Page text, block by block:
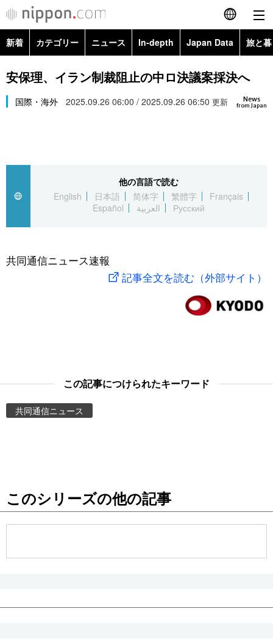
English
简体字
繁體字
العربية
社会
旅と暮らし
東京
新着 カテゴリー ニュース In-depth Japan Data 旅と
政治・外交
経済・ビジネス
社会
文化
科学・技術
暮らし
Topics
Images
お知らせ
安保理、イラン制裁阻止の中ロ決議案採決へ
News
from Japan
国際・海外 2025.09.26 06:00 / 2025.09.26 06:50 更新
他の言語で読む
English
日本語 简体字 繁體字
Français
Español
العربية Русский
共同通信ニュース速報
記事全文を読む（外部サイト）
この記事につけられたキーワード
共同通信ニュース
このシリーズの他の記事